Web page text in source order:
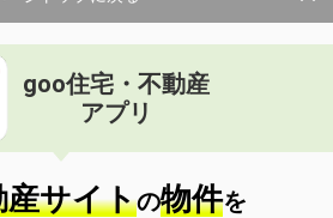
goo住宅・不動産
アプリ
産サイトの物件を